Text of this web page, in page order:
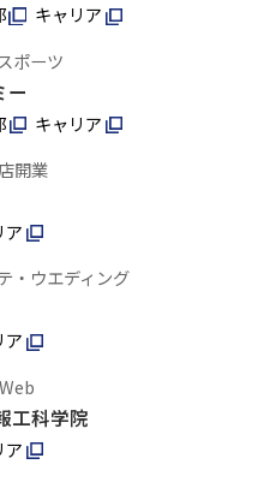
キャリア
ポーツ
ー
キャリア
開業
ア
・ウエディング
ア
工科学院
ア